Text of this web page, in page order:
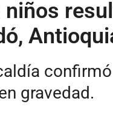
niños
gravedad.